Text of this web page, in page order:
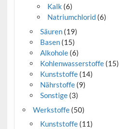
Kalk (6)
Natriumchlorid (6)
Säuren(19)
Basen(15)
Alkohole(6)
Kohlenwasserstoffe(15)
Kunststoffe(14)
Nährstoffe(9)
Sonstige(3)
Werkstoffe(50)
Kunststoffe(11)